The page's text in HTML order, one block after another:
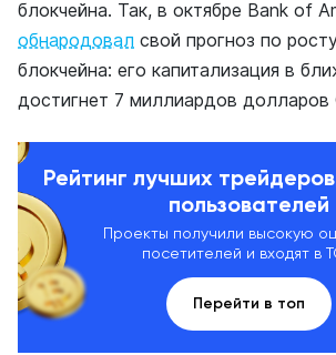
блокчейна. Так, в октябре Bank of
обнародовал свой прогноз по
блокчейна: его капитализация в
достигнет 7 миллиардов
Рейтинг лучших
пользователей
Проекты получили высокую
посетителей и входят в
Перейти в топ